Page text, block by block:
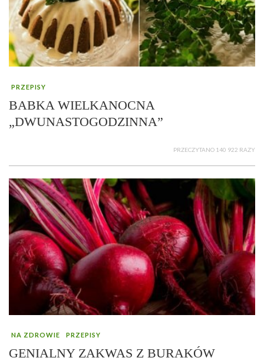
PRZEPISY
BABKA WIELKANOCNA
„DWUNASTOGODZINNA”
PRZECZYTANO 140 922 RAZY
NA ZDROWIE PRZEPISY
GENIALNY ZAKWAS Z BURAKÓW